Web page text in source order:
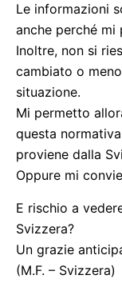
Le informazioni
anche perché mi
Inoltre, non si
cambiato o
situazione.
Mi permetto
questa
proviene dalla
Oppure mi
E rischio a
Svizzera?
Un grazie
(M.F. – Svizzera)